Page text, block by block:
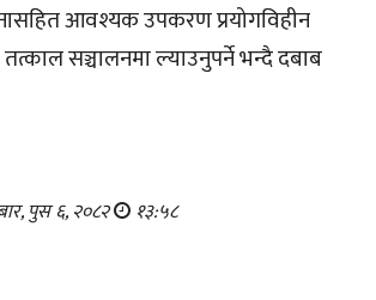
आवश्यक उपकरण प्रयोगविहीन
सञ्चालनमा ल्याउनुपर्ने भन्दै दबाब
पुस ६, २०८२ १३:५८